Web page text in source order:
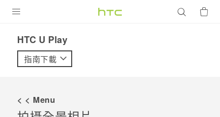
VIVE
配件
HTC U Play‎
指南下載
< < Menu